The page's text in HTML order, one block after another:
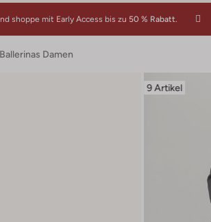
shoppe mit Early Access bis zu 50 % Rabatt.
Ballerinas Damen
9 Artikel